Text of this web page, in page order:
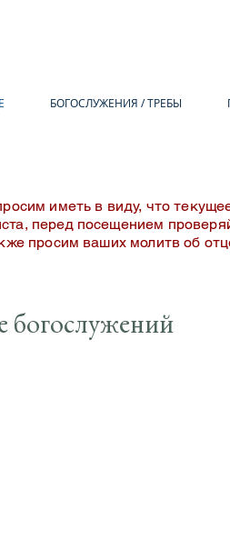
БОГОСЛУЖЕНИЯ / ТРЕБЫ
иметь в виду, что
перед посещением
просим ваших молитв об
богослужений